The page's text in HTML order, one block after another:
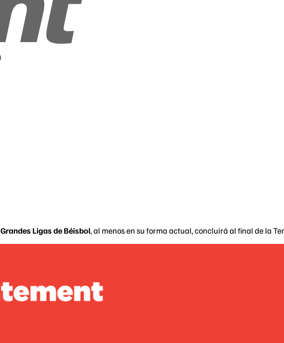
Grandes Ligas de Béisbol, al menos en su forma actual, concluirá al final de la